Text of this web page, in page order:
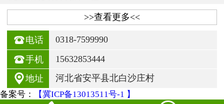
>>查看更多<<
电话 0318-7599990
手机 15632853444
地址 河北省安平县北白沙庄村
备案号： 【冀ICP备13013511号-1 】